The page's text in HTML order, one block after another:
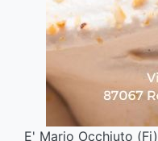
E' Mario Occhiuto